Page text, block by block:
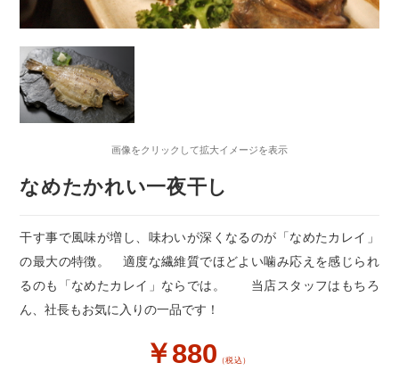
画像をクリックして拡大イメージを表示
なめたかれい一夜干し
干す事で風味が増し、味わいが深くなるのが「なめたカレイ」
の最大の特徴。 適度な繊維質でほどよい噛み応えを感じられ
るのも「なめたカレイ」ならでは。 当店スタッフはもちろ
ん、社長もお気に入りの一品です！
￥880 （税込）